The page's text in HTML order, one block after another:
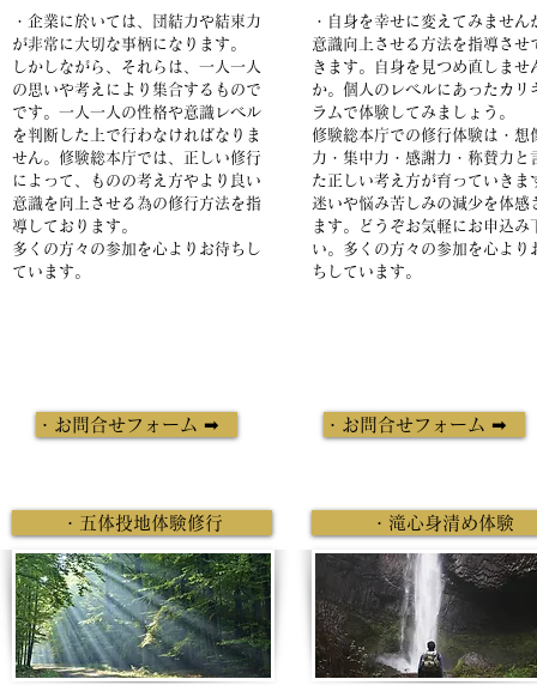
・企業に於いては、団結力や結束力
が非常に大切な事柄になります。
しかしながら、それらは、一人一人
の思いや考えにより集合するもので
です。一人一人の性格や意識レベル
を判断した上で行わなければなりま
せん。修験総本庁では、 正しい修行
によって、ものの考え方やより良い
意識を向上させる為の修行方法を指
導しております。
​多くの方々の参加を心よりお待ちし
ています。
・自身を幸せに変えてみません
意識向上させる方法を指導させ
きます。自身を見つめ直しませ
か。個人のレベルにあったカリ
ラムで体験してみましょう。
修験総本庁での修行体験は・想
力・集中力・感謝力・称賛力と
た正しい考え方が育っていきま
迷いや悩み苦しみの減少を体感
ます。
どうぞお気軽にお申込み
い。 多くの方々の参加を心より
ちしています。
・お問合せフォーム ➡ ・お問合せフォーム ➡
・五体投地体験修行 ・滝心身清め体験